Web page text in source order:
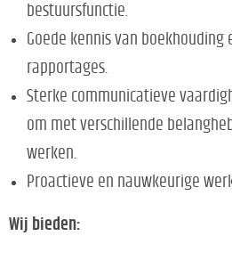
bestuursfunctie.
Goede kennis van boekhouding
rapportages.
Sterke communicatieve
om met verschillende
werken.
Proactieve en nauwkeurige
Wij bieden: